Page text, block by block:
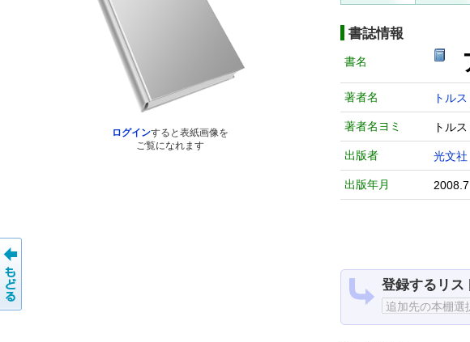
ログインすると表紙画像を
ご覧になれます
書誌情報
書名
著者名 トル
著者名ヨミ トル
出版者 光文社
出版年月 2008.7
登録するリス